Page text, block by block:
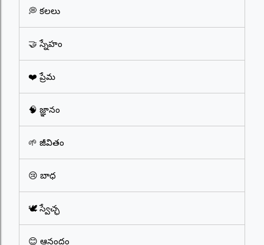
💭 కలలు
🤝 స్నేహం
❤️ ప్రేమ
🧠 జ్ఞానం
🌱 జీవితం
😢 బాధ
🕊️ స్వేచ్ఛ
😊 ఆనందం